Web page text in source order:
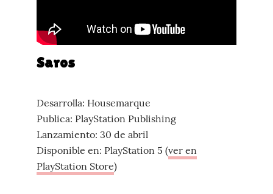
Saros
Desarrolla: Housemarque
Publica: PlayStation Publishing
Lanzamiento: 30 de abril
Disponible en: PlayStation 5 (ver en
PlayStation Store)